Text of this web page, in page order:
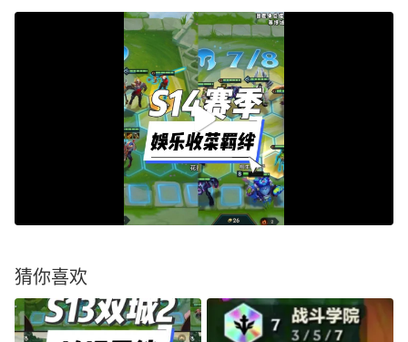
猜你喜欢